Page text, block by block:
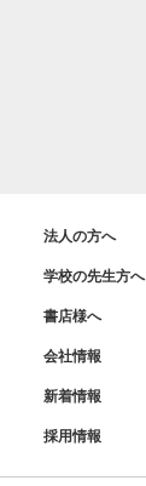
法人の方へ
学校の先生方へ
書店様へ
会社情報
新着情報
採用情報